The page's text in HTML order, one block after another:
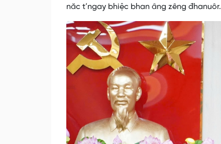
năc t’ngay bhiệc bhan âng zêng đhanuôr.